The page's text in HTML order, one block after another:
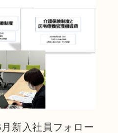
新入社員フォロー